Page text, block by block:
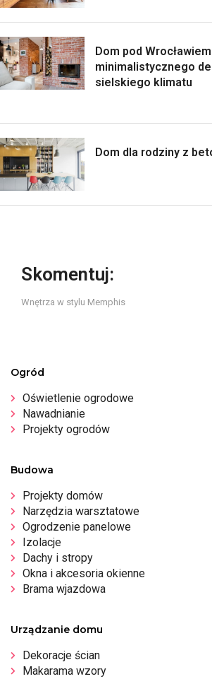
Dom pod
minimalistycznego
sielskiego klimatu
Dom dla rodziny z
Skomentuj:
Wnętrza w stylu Memphis
Ogród
Oświetlenie ogrodowe
Nawadnianie
Projekty ogrodów
Budowa
Projekty domów
Narzędzia warsztatowe
Ogrodzenie panelowe
Izolacje
Dachy i stropy
Okna i akcesoria okienne
Brama wjazdowa
Urządzanie domu
Dekoracje ścian
Makarama wzory